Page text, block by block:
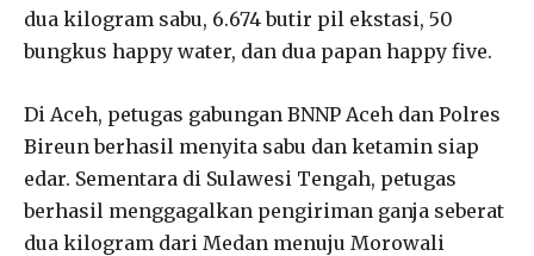
dua kilogram sabu, 6.674 butir pil ekstasi, 50
bungkus happy water, dan dua papan happy five.
Di Aceh, petugas gabungan BNNP Aceh dan Polres
Bireun berhasil menyita sabu dan ketamin siap
edar. Sementara di Sulawesi Tengah, petugas
berhasil menggagalkan pengiriman ganja seberat
dua kilogram dari Medan menuju Morowali